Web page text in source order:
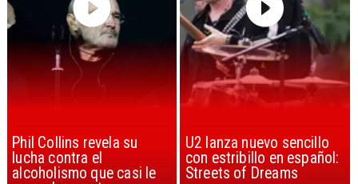
U2 lanza nuevo sencillo
con estribillo en español:
Streets of Dreams
“Africa” de Toto es
considerada la mejor
canción, según la ciencia